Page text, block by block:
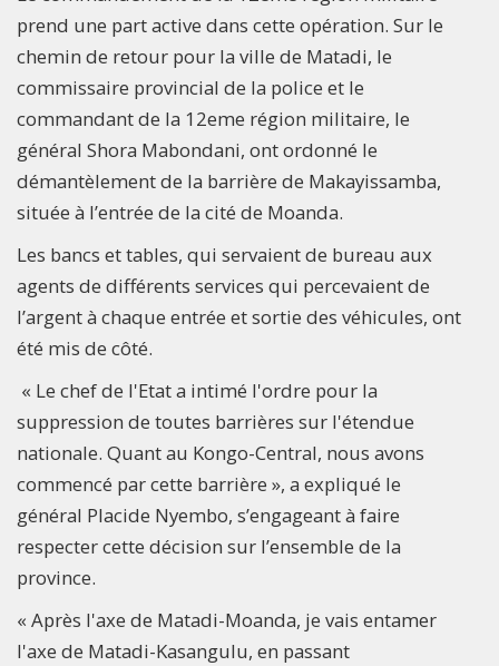
prend une part active dans cette opération. Sur le
chemin de retour pour la ville de Matadi, le
commissaire provincial de la police et le
commandant de la 12eme région militaire, le
général Shora Mabondani, ont ordonné le
démantèlement de la barrière de Makayissamba,
située à l’entrée de la cité de Moanda.
Les bancs et tables, qui servaient de bureau aux
agents de différents services qui percevaient de
l’argent à chaque entrée et sortie des véhicules, ont
été mis de côté.
« Le chef de l'Etat a intimé l'ordre pour la
suppression de toutes barrières sur l'étendue
nationale. Quant au Kongo-Central, nous avons
commencé par cette barrière », a expliqué le
général Placide Nyembo, s’engageant à faire
respecter cette décision sur l’ensemble de la
province.
« Après l'axe de Matadi-Moanda, je vais entamer
l'axe de Matadi-Kasangulu, en passant